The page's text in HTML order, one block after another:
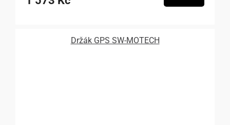
Držák GPS SW-MOTECH